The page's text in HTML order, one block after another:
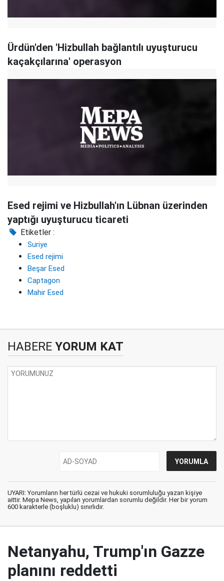
Ürdün'den 'Hizbullah bağlantılı uyuşturucu
kaçakçılarına' operasyon
Esed rejimi ve Hizbullah'ın Lübnan üzerinden
yaptığı uyuşturucu ticareti
Etiketler :
Suriye
Esed rejimi
Beşar Esed
Captagon
Mahir Esed
HABERE YORUM KAT
UYARI: Yorumların her türlü cezai ve hukuki sorumluluğu yazan kişiye
aittir. Mepa News, yapılan yorumlardan sorumlu değildir. Her bir yorum
600 karakterle (boşluklu) sınırlıdır.
Netanyahu, Trump'ın Gazze
planını reddetti